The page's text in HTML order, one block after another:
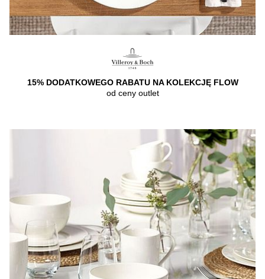
15% DODATKOWEGO RABATU NA KOLEKCJĘ FLOW
od ceny outlet